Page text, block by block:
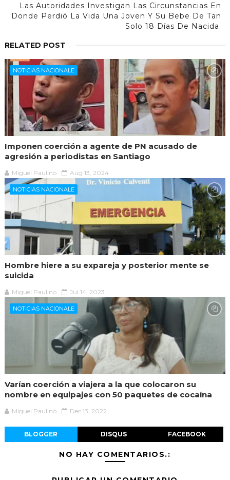
Las Autoridades Investigan Las Circunstancias En
Donde Perdió La Vida Una Joven Y Su Bebe De Tan
Solo 18 Días De Nacida.
RELATED POST
NOTICIAS NACIONALE
Imponen coerción a agente de PN acusado de
agresión a periodistas en Santiago
Miguel Paulino Aug 13, 2024
NOTICIAS NACIONALE
Hombre hiere a su expareja y posterior mente se
suicida
Miguel Paulino Jul 14, 2023
NOTICIAS NACIONALE
Varían coerción a viajera a la que colocaron su
nombre en equipajes con 50 paquetes de cocaína
Miguel Paulino Dec 13, 2022
BLOGGER DISQUS FACEBOOK
NO HAY COMENTARIOS.: